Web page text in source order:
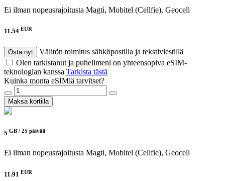
Ei ilman nopeusrajoitusta Magti, Mobitel (Cellfie), Geocell
11.54 EUR
Osta nyt
Välitön toimitus sähköpostilla ja tekstiviestillä
Olen tarkistanut ja puhelimeni on yhteensopiva eSIM-
teknologian kanssa Tarkista tästä
Kuinka monta eSIMiä tarvitset?
Maksa kortilla
5 GB / 25 päivää
Ei ilman nopeusrajoitusta Magti, Mobitel (Cellfie), Geocell
11.91 EUR